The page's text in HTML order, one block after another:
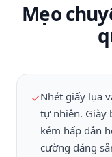
Mẹo
✓Nhét giấy lụa
tự nhiên. Giày
kém hấp dẫn
cường dáng